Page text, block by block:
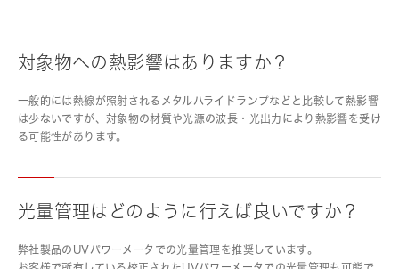
対象物への熱影響はありますか？
一般的には熱線が照射されるメタルハライドランプなどと比較して熱影響
は少ないですが、対象物の材質や光源の波長・光出力により熱影響を受け
る可能性があります。
光量管理はどのように行えば良いですか？
弊社製品のUVパワーメータでの光量管理を推奨しています。